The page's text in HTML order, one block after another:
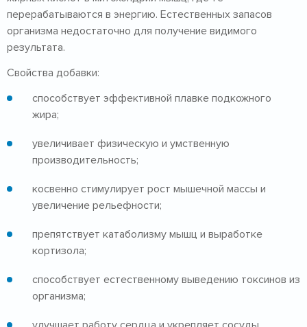
перерабатываются в энергию. Естественных запасов
организма недостаточно для получение видимого
результата.
Свойства добавки:
способствует эффективной плавке подкожного
жира;
увеличивает физическую и умственную
производительность;
косвенно стимулирует рост мышечной массы и
увеличение рельефности;
препятствует катаболизму мышц и выработке
кортизола;
способствует естественному выведению токсинов из
организма;